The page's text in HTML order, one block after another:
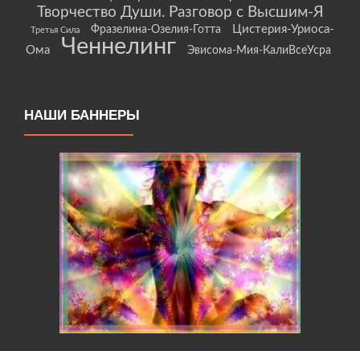
Творчество Души. Разговор с Высшим-Я
Третья Сила Фразелина-Озелия-Готта
Цистерия-Уриоса-
Ома
Ченнелинг Эвисома-Мия-КалиВсеУсра
НАШИ БАННЕРЫ